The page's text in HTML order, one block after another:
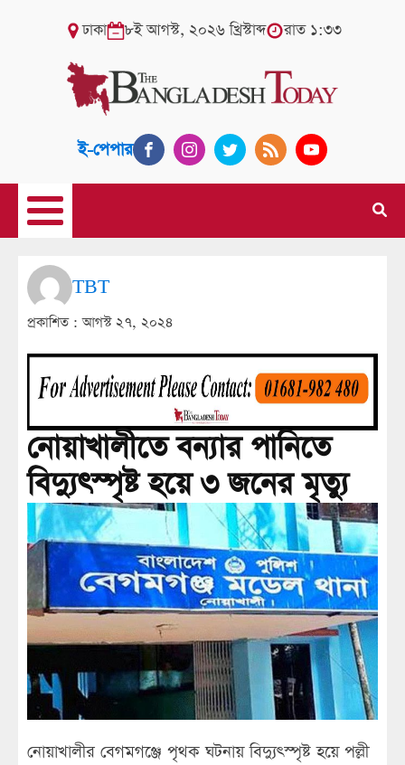
ঢাকা ৮ই আগস্ট, ২০২৬ খ্রিস্টাব্দ রাত ১:৩৩
ই-পেপার
TBT
প্রকাশিত :আগস্ট ২৭, ২০২৪
নোয়াখালীতে বন্যার পানিতে
বিদ্যুৎস্পৃষ্ট হয়ে ৩ জনের মৃত্যু
নোয়াখালীর বেগমগঞ্জে পৃথক ঘটনায় বিদ্যুৎস্পৃষ্ট হয়ে পল্লী